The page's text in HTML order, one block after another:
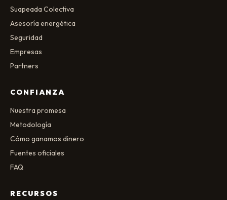
Suapeada Colectiva
Asesoría energética
Seguridad
Empresas
Partners
CONFIANZA
Nuestra promesa
Metodología
Cómo ganamos dinero
Fuentes oficiales
FAQ
RECURSOS